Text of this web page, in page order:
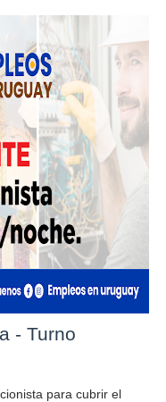
- Turno
para cubrir el